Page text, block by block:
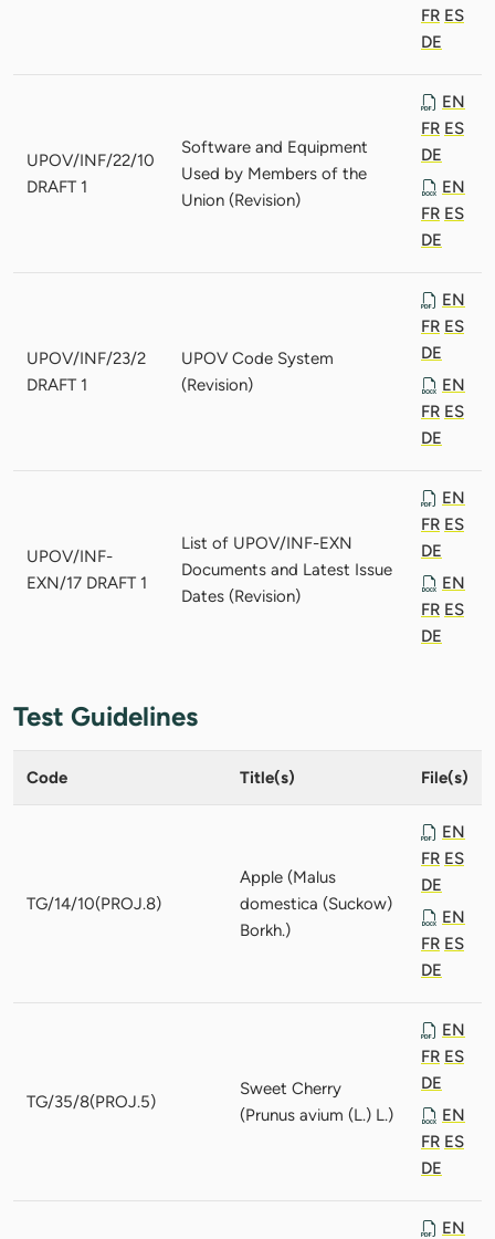
FR ES
DE
UPOV/INF/22/10
DRAFT 1
Software and Equipment
Used by Members of the
Union (Revision)
EN
FR ES
DE
EN
FR ES
DE
UPOV/INF/23/2
DRAFT 1
UPOV Code System
(Revision)
EN
FR ES
DE
EN
FR ES
DE
UPOV/INF-
EXN/17 DRAFT 1
List of UPOV/INF-EXN
Documents and Latest Issue
Dates (Revision)
EN
FR ES
DE
EN
FR ES
DE
Test Guidelines
Code Title(s) File(s)
TG/14/10(PROJ.8)
Apple (Malus
domestica (Suckow)
Borkh.)
EN
FR ES
DE
EN
FR ES
DE
TG/35/8(PROJ.5)
Sweet Cherry
(Prunus avium (L.) L.)
EN
FR ES
DE
EN
FR ES
DE
EN